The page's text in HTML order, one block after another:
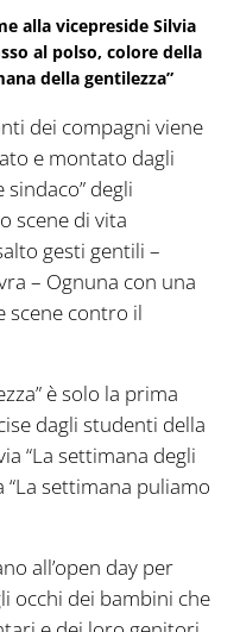
alla vicepreside Silvia
al polso, colore della
della gentilezza”
dei compagni viene
e montato dagli
sindaco” degli
scene di vita
gesti gentili –
– Ognuna con una
scene contro il
è solo la prima
dagli studenti della
“La settimana degli
settimana puliamo
all’open day per
occhi dei bambini che